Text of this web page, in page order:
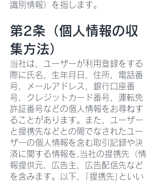
識別情報）を指します。
第2条（個人情報の収
集方法）
当社は，ユーザーが利用登録をする
際に氏名，生年月日，住所，電話番
号，メールアドレス，銀行口座番
号，クレジットカード番号，運転免
許証番号などの個人情報をお尋ねす
ることがあります。また，ユーザー
と提携先などとの間でなされたユー
ザーの個人情報を含む取引記録や決
済に関する情報を,当社の提携先（情
報提供元，広告主，広告配信先など
を含みます。以下，｢提携先｣といい